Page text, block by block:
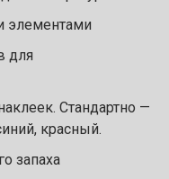
элементами
для
Стандартно —
красный.
запаха